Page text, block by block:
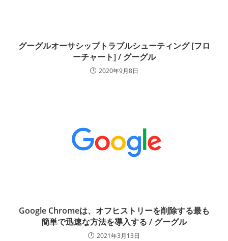
グーグルオーサシップトラブルシューティング [フロ
ーチャート] / グーグル
2020年9月8日
Google Chromeは、オフヒストリーを削除する最も
簡単で迅速な方法を導入する / グーグル
2021年3月13日